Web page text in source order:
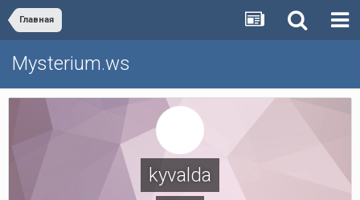
Главная
Mysterium.ws
kyvalda